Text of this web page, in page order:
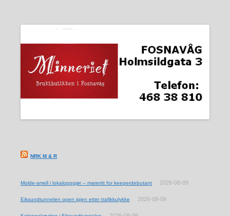
NRK M & R
Molde-smell i lokaloppgjør – mareritt for keeperdebutant 2026-08-09
Eiksundtunnelen open igjen etter trafikkulykke 2026-08-09